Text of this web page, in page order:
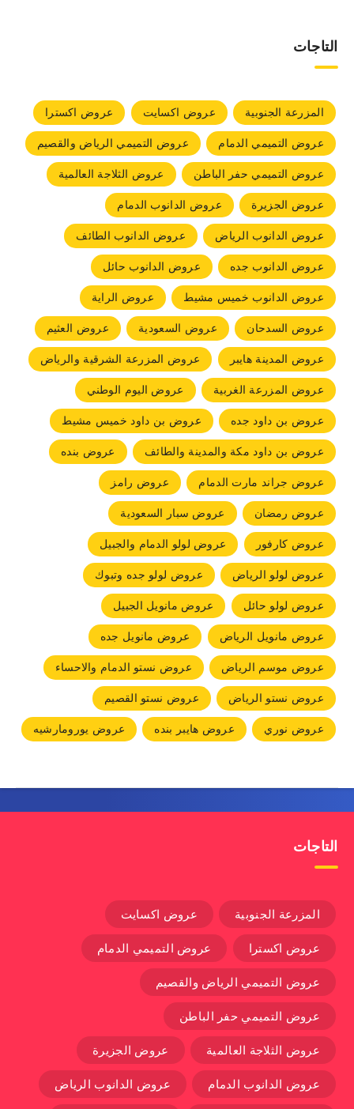
التاجات
المزرعة الجنوبية عروض اكسايت
عروض اكسترا
عروض التميمي الدمام
عروض التميمي الرياض والقصيم
عروض التميمي حفر الباطن
عروض الثلاجة العالمية
عروض الجزيرة
عروض الدانوب الدمام
عروض الدانوب الرياض
عروض الدانوب الطائف
عروض الدانوب جده
عروض الدانوب حائل
عروض الدانوب خميس مشيط
عروض الراية
عروض السدحان
عروض السعودية
عروض العثيم
عروض المدينة هايبر
عروض المزرعة الشرقية والرياض
عروض المزرعة الغربية
عروض اليوم الوطني
عروض بن داود جده
عروض بن داود خميس مشيط
عروض بن داود مكة والمدينة والطائف
عروض بنده
عروض جراند مارت الدمام
عروض رامز
عروض رمضان
عروض سبار السعودية
عروض كارفور
عروض لولو الدمام والجبيل
عروض لولو الرياض
عروض لولو جده وتبوك
عروض لولو حائل
عروض مانويل الجبيل
عروض مانويل الرياض
عروض مانويل جده
عروض موسم الرياض
عروض نستو الدمام والاحساء
عروض نستو الرياض
عروض نستو القصيم
عروض نوري
عروض هايبر بنده عروض يورومارشيه
التاجات
المزرعة الجنوبية عروض اكسايت
عروض اكسترا عروض التميمي الدمام
عروض التميمي الرياض والقصيم
عروض التميمي حفر الباطن
عروض الثلاجة العالمية عروض الجزيرة
عروض الدانوب الدمام عروض الدانوب الرياض